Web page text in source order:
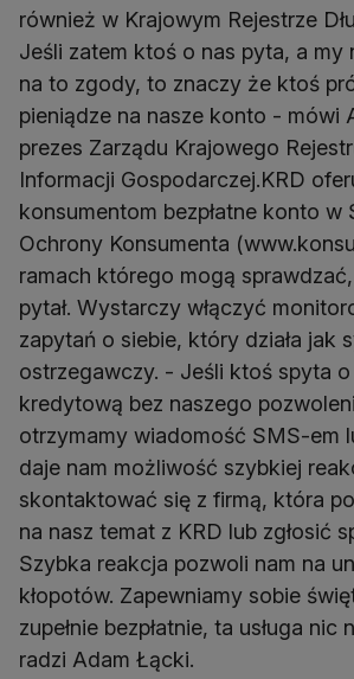
również w Krajowym Rejestrze
Jeśli zatem ktoś o nas pyta, a my
na to zgody, to znaczy że ktoś
pieniądze na nasze konto - mówi
prezes Zarządu Krajowego
Informacji Gospodarczej.KRD
konsumentom bezpłatne konto w
Ochrony Konsumenta
ramach którego mogą
pytał. Wystarczy włączyć
zapytań o siebie, który działa jak
ostrzegawczy. - Jeśli ktoś spyta
kredytową bez naszego
otrzymamy wiadomość SMS-em
daje nam możliwość szybkiej
skontaktować się z firmą, która
na nasz temat z KRD lub zgłosić
Szybka reakcja pozwoli nam na
kłopotów. Zapewniamy sobie
zupełnie bezpłatnie, ta usługa nic
radzi Adam Łącki.